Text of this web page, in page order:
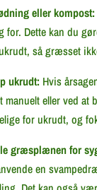
eller kompost:
for. Dette kan du
så græsset
ukrudt: Hvis
manuelt eller ved
for ukrudt, og
græsplænen for
en